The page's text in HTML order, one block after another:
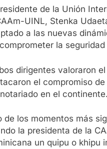
de la Unión
UINL, Stenka
a las nuevas
la
dirigentes valoraron
el compromiso
en el continente.
de los momentos más
la presidenta de la
un quipu o khipu